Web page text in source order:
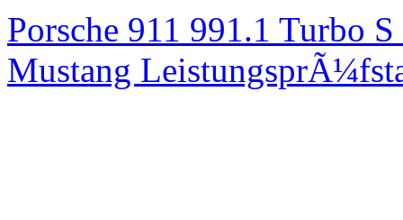
Porsche 911 991.1 Turbo
Mustang